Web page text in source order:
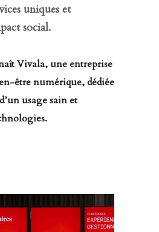
uniques et
social.
Vivala, une entreprise
être numérique, dédiée
usage sain et